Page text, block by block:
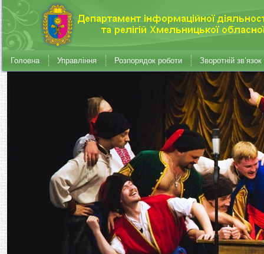
Головна Управління Розпорядок роботи Зворотній зв’язок